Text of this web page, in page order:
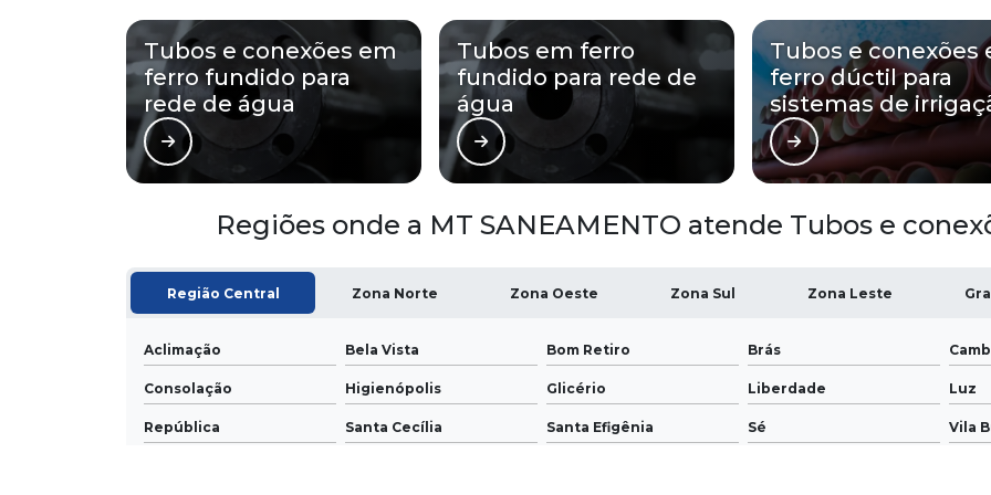
Tubos e conexões em
ferro fundido para
rede de água
Tubos em ferro
fundido para rede de
água
Tubos e conexões
ferro dúctil para
sistemas de
Regiões onde a MT SANEAMENTO atende Tubos e
Região Central Zona Norte Zona Oeste Zona Sul Zona Leste
Aclimação Bela Vista Bom Retiro Brás
Consolação Higienópolis Glicério Liberdade Luz
República Santa Cecília Santa Efigênia Sé Vila